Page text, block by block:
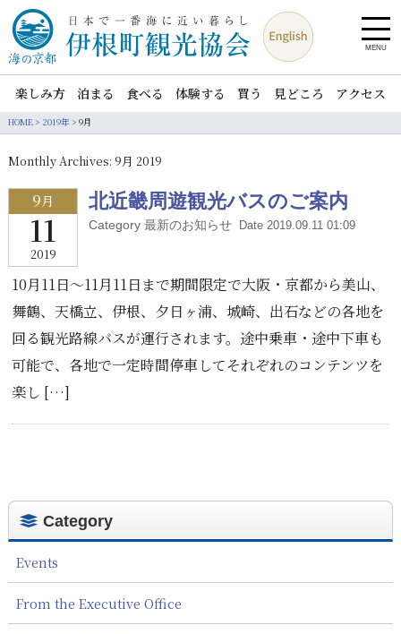
MENU
楽しみ方 泊まる 食べる 体験する 買う 見どころ アクセス
HOME> 2019年> 9月
Monthly Archives: 9月 2019
9月
11
2019
北近畿周遊観光バスのご案内
Category 最新のお知らせ Date 2019.09.11 01:09
10月11日～11月11日まで期間限定で大阪・京都から美山、
舞鶴、天橋立、伊根、夕日ヶ浦、城崎、出石などの各地を
回る観光路線バスが運行されます。途中乗車・途中下車も
可能で、各地で一定時間停車してそれぞれのコンテンツを
楽し […]
Category
Events
From the Executive Office